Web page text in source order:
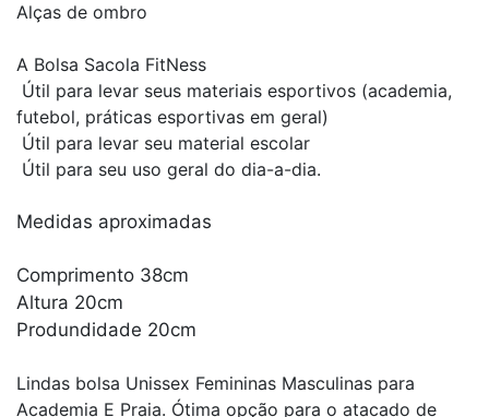
Alças de ombro
A Bolsa Sacola FitNess
Útil para levar seus materiais esportivos (academia,
futebol, práticas esportivas em geral)
Útil para levar seu material escolar
Útil para seu uso geral do dia-a-dia.
Medidas aproximadas
Comprimento 38cm
Altura 20cm
Produndidade 20cm
Lindas bolsa Unissex Femininas Masculinas para
Academia E Praia. Ótima opção para o atacado de